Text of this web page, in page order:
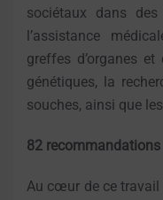
sociétaux dans
l’assistance
greffes d’organes
génétiques, la
souches, ainsi que
82 recommandations
Au cœur de ce travail